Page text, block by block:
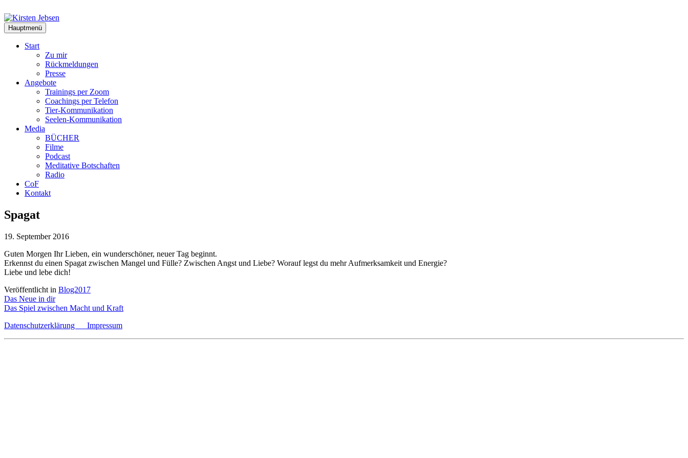
Inhalt
springen
Hauptmenü
Start
Zu mir
Rückmeldungen
Presse
Angebote
Trainings per Zoom
Coachings per Telefon
Tier-Kommunikation
Seelen-Kommunikation
Media
BÜCHER
Filme
Podcast
Meditative Botschaften
Radio
CoF
Kontakt
Spagat
19. September 2016
Guten Morgen Ihr Lieben, ein wunderschöner, neuer Tag beginnt.
Erkennst du einen Spagat zwischen Mangel und Fülle? Zwischen Angst und Liebe? Worauf legst du mehr Aufmerksamkeit und Energie?
Liebe und lebe dich!
Veröffentlicht in Blog2017
Beitragsnavigation
Das Neue in dir
Das Spiel zwischen Macht und Kraft
Datenschutzerklärung Impressum